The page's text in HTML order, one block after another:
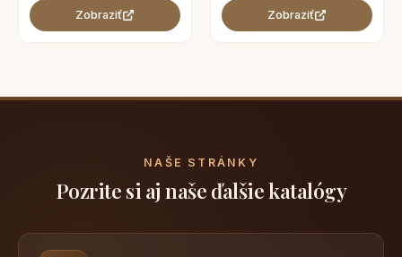
Zobraziť Zobraziť
NAŠE STRÁNKY
Pozrite si aj naše ďalšie katalógy